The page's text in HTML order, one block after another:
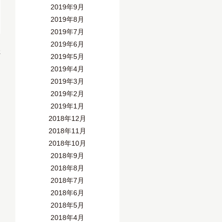
2019年9月
2019年8月
2019年7月
2019年6月
2019年5月
2019年4月
2019年3月
2019年2月
2019年1月
2018年12月
2018年11月
2018年10月
2018年9月
2018年8月
2018年7月
2018年6月
2018年5月
2018年4月